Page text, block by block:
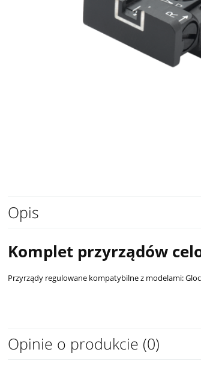
Karabinek PCC Son of Gun SOG-Xs 7,5"
9x19 mm - czarny
Opis
Komplet przyrządów
Przyrządy regulowane kompatybilne z modelami: Glock
Opinie o produkcie (0)